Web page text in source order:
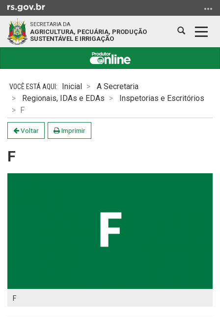
para
conteúdo
menu
para
busca
SECRETARIA DA
AGRICULTURA, PECUÁRIA, PRODUÇÃO
SUSTENTÁVEL E IRRIGAÇÃO
Abrir
conteúdo
Inicial
A Secretaria
Regionais, IDAs e EDAs
Inspetorias e Escritórios
F
Voltar Imprimir
F
F